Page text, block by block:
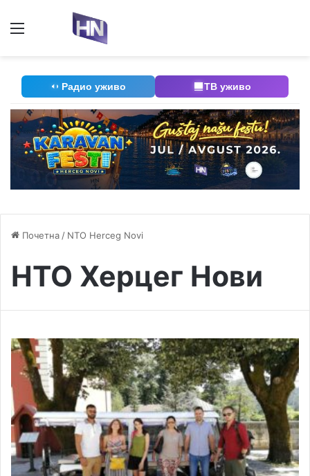
Радио уживо ТВ уживо
Почетна / NTO Herceg Novi
НТО Херцег Нови